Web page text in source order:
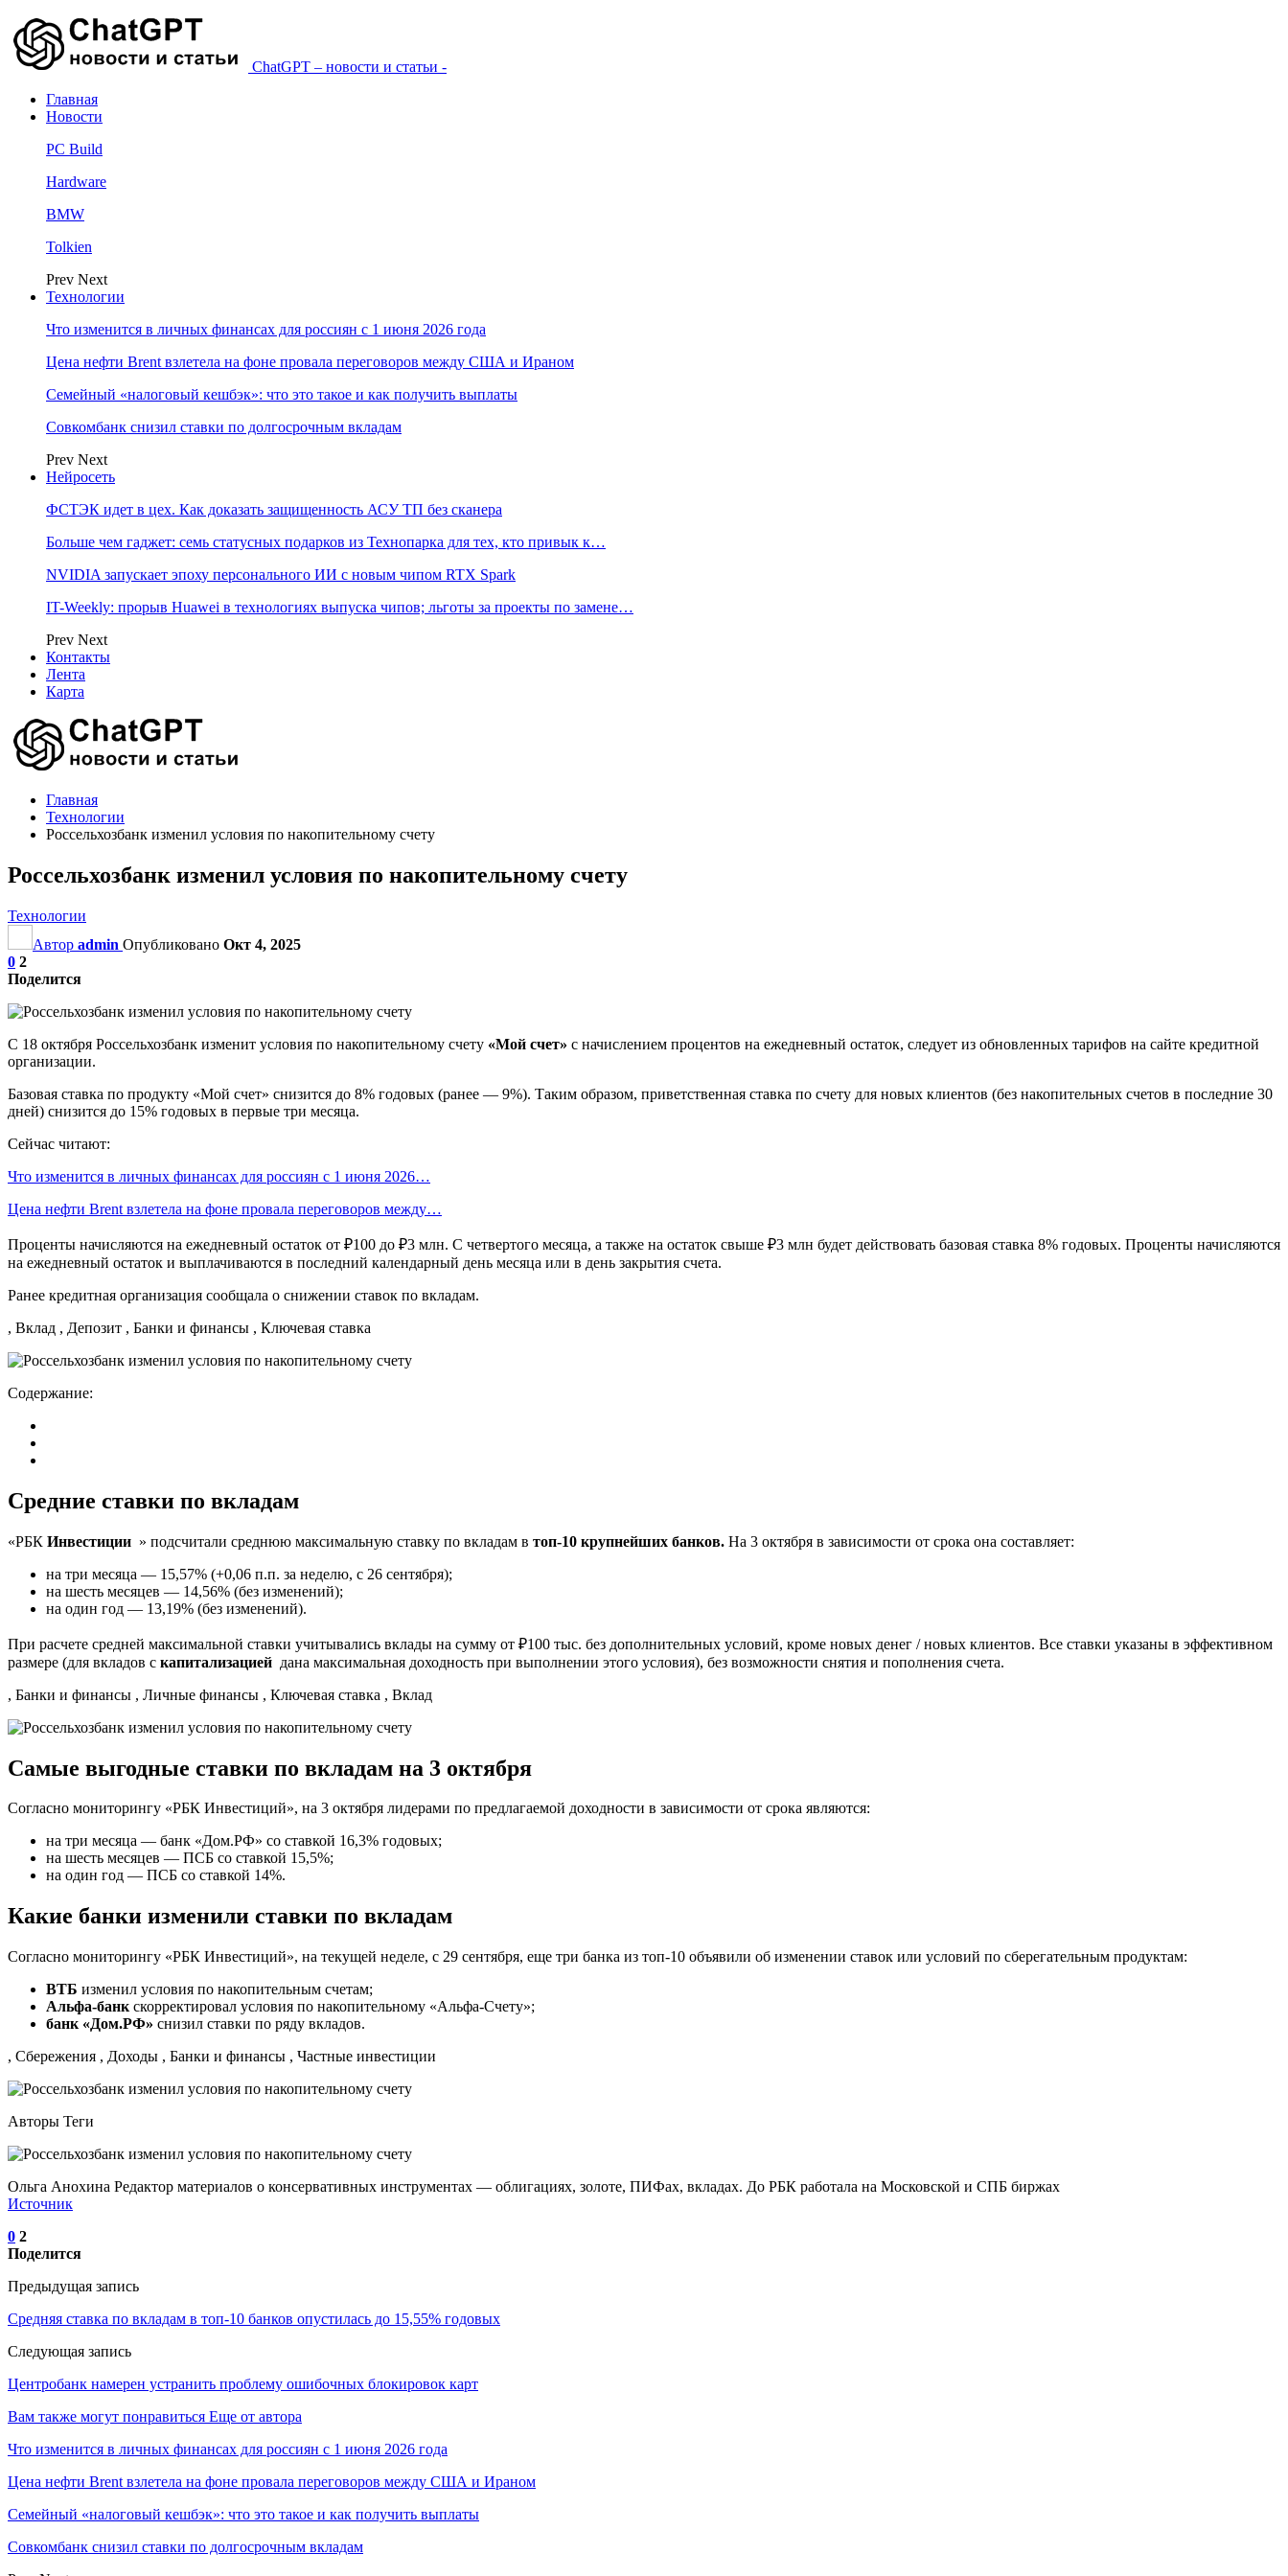
ChatGPT – новости и статьи -
Главная
Новости
PC Build
Hardware
BMW
Tolkien
Prev Next
Технологии
Что изменится в личных финансах для россиян с 1 июня 2026 года
Цена нефти Brent взлетела на фоне провала переговоров между США и Ираном
Семейный «налоговый кешбэк»: что это такое и как получить выплаты
Совкомбанк снизил ставки по долгосрочным вкладам
Prev Next
Нейросеть
ФСТЭК идет в цех. Как доказать защищенность АСУ ТП без сканера
Больше чем гаджет: семь статусных подарков из Технопарка для тех, кто привык к…
NVIDIA запускает эпоху персонального ИИ с новым чипом RTX Spark
IT-Weekly: прорыв Huawei в технологиях выпуска чипов; льготы за проекты по замене…
Prev Next
Контакты
Лента
Карта
Главная
Технологии
Россельхозбанк изменил условия по накопительному счету
Россельхозбанк изменил условия по накопительному счету
Технологии
Автор admin Опубликовано Окт 4, 2025
0 2
Поделится
С 18 октября Россельхозбанк изменит условия по накопительному счету «Мой счет» с начислением процентов на ежедневный остаток, следует из обновленных тарифов на сайте кредитной
организации.
Базовая ставка по продукту «Мой счет» снизится до 8% годовых (ранее — 9%). Таким образом, приветственная ставка по счету для новых клиентов (без накопительных счетов в последние 30
дней) снизится до 15% годовых в первые три месяца.
Сейчас читают:
Что изменится в личных финансах для россиян с 1 июня 2026…
Цена нефти Brent взлетела на фоне провала переговоров между…
Проценты начисляются на ежедневный остаток от ₽100 до ₽3 млн. С четвертого месяца, а также на остаток свыше ₽3 млн будет действовать базовая ставка 8% годовых. Проценты начисляются
на ежедневный остаток и выплачиваются в последний календарный день месяца или в день закрытия счета.
Ранее кредитная организация сообщала о снижении ставок по вкладам.
, Вклад , Депозит , Банки и финансы , Ключевая ставка
Содержание:
Средние ставки по вкладам
«РБК Инвестиции » подсчитали среднюю максимальную ставку по вкладам в топ-10 крупнейших банков. На 3 октября в зависимости от срока она составляет:
на три месяца — 15,57% (+0,06 п.п. за неделю, с 26 сентября);
на шесть месяцев — 14,56% (без изменений);
на один год — 13,19% (без изменений).
При расчете средней максимальной ставки учитывались вклады на сумму от ₽100 тыс. без дополнительных условий, кроме новых денег / новых клиентов. Все ставки указаны в эффективном
размере (для вкладов с капитализацией дана максимальная доходность при выполнении этого условия), без возможности снятия и пополнения счета.
, Банки и финансы , Личные финансы , Ключевая ставка , Вклад
Самые выгодные ставки по вкладам на 3 октября
Согласно мониторингу «РБК Инвестиций», на 3 октября лидерами по предлагаемой доходности в зависимости от срока являются:
на три месяца — банк «Дом.РФ» со ставкой 16,3% годовых;
на шесть месяцев — ПСБ со ставкой 15,5%;
на один год — ПСБ со ставкой 14%.
Какие банки изменили ставки по вкладам
Согласно мониторингу «РБК Инвестиций», на текущей неделе, с 29 сентября, еще три банка из топ-10 объявили об изменении ставок или условий по сберегательным продуктам:
ВТБ изменил условия по накопительным счетам;
Альфа-банк скорректировал условия по накопительному «Альфа-Счету»;
банк «Дом.РФ» снизил ставки по ряду вкладов.
, Сбережения , Доходы , Банки и финансы , Частные инвестиции
Авторы Теги
Ольга Анохина Редактор материалов о консервативных инструментах — облигациях, золоте, ПИФах, вкладах. До РБК работала на Московской и СПБ биржах
Источник
0 2
Поделится
Предыдущая запись
Средняя ставка по вкладам в топ-10 банков опустилась до 15,55% годовых
Следующая запись
Центробанк намерен устранить проблему ошибочных блокировок карт
Вам также могут понравиться Еще от автора
Что изменится в личных финансах для россиян с 1 июня 2026 года
Цена нефти Brent взлетела на фоне провала переговоров между США и Ираном
Семейный «налоговый кешбэк»: что это такое и как получить выплаты
Совкомбанк снизил ставки по долгосрочным вкладам